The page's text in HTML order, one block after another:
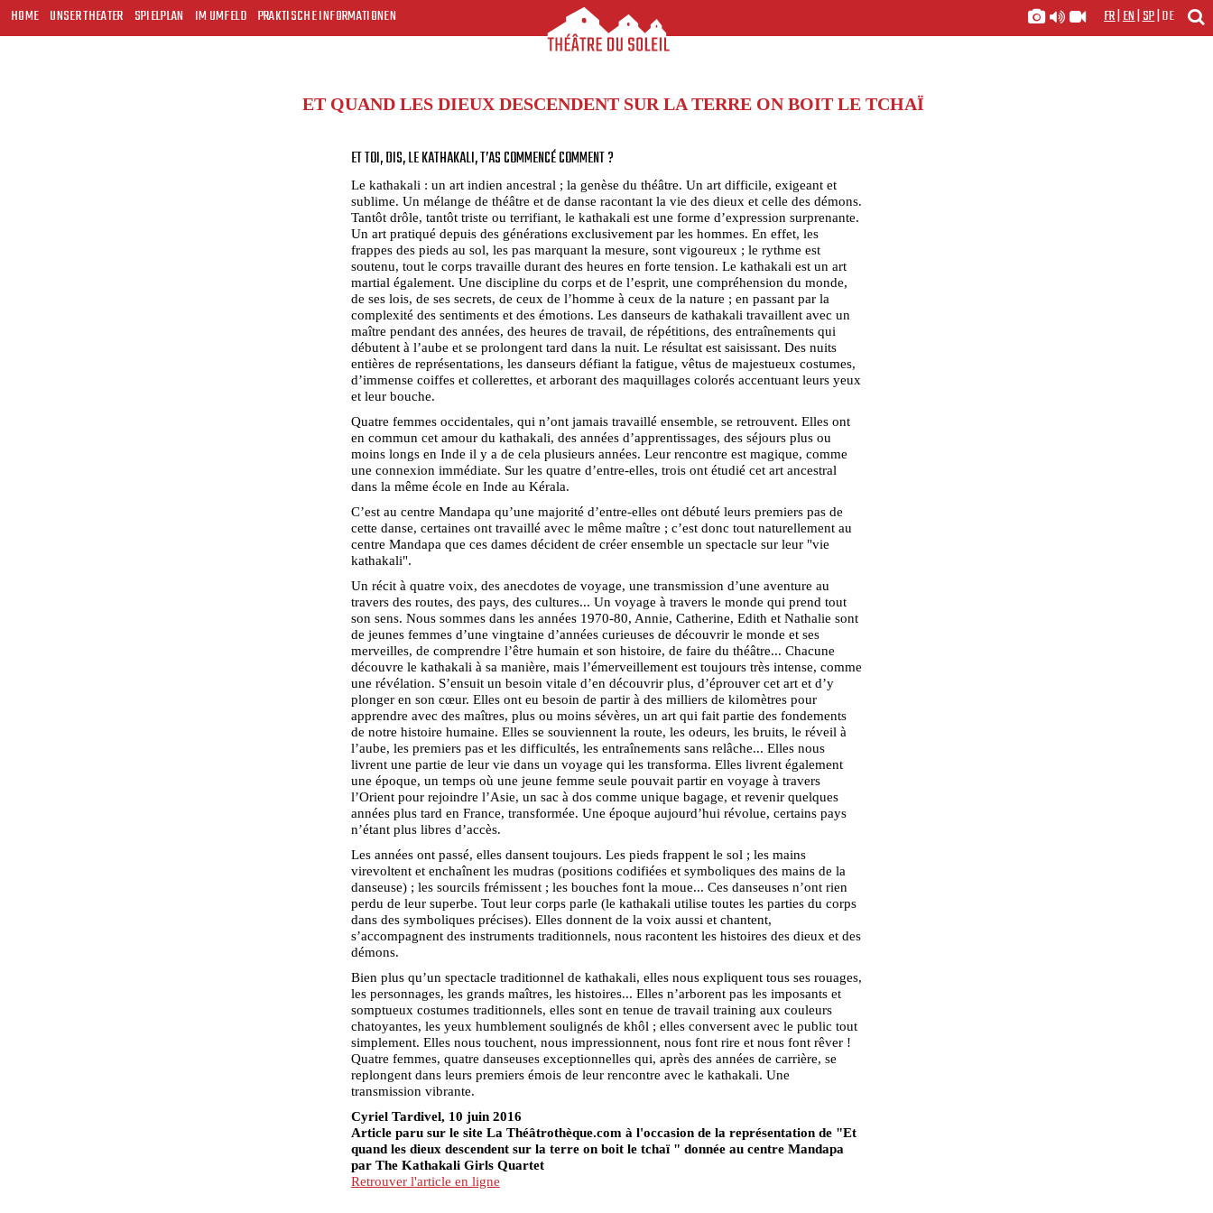
HOME UNSER THEATER SPIELPLAN IM UMFELD PRAKTISCHE INFORMATIONEN FR|EN|SP|DE
ET QUAND LES DIEUX DESCENDENT SUR LA TERRE ON BOIT LE TCHAÏ
ET TOI, DIS, LE KATHAKALI, T’AS COMMENCÉ COMMENT ?
Le kathakali : un art indien ancestral ; la genèse du théâtre. Un art difficile, exigeant et
sublime. Un mélange de théâtre et de danse racontant la vie des dieux et celle des démons.
Tantôt drôle, tantôt triste ou terrifiant, le kathakali est une forme d’expression surprenante.
Un art pratiqué depuis des générations exclusivement par les hommes. En effet, les
frappes des pieds au sol, les pas marquant la mesure, sont vigoureux ; le rythme est
soutenu, tout le corps travaille durant des heures en forte tension. Le kathakali est un art
martial également. Une discipline du corps et de l’esprit, une compréhension du monde,
de ses lois, de ses secrets, de ceux de l’homme à ceux de la nature ; en passant par la
complexité des sentiments et des émotions. Les danseurs de kathakali travaillent avec un
maître pendant des années, des heures de travail, de répétitions, des entraînements qui
débutent à l’aube et se prolongent tard dans la nuit. Le résultat est saisissant. Des nuits
entières de représentations, les danseurs défiant la fatigue, vêtus de majestueux costumes,
d’immense coiffes et collerettes, et arborant des maquillages colorés accentuant leurs yeux
et leur bouche.
Quatre femmes occidentales, qui n’ont jamais travaillé ensemble, se retrouvent. Elles ont
en commun cet amour du kathakali, des années d’apprentissages, des séjours plus ou
moins longs en Inde il y a de cela plusieurs années. Leur rencontre est magique, comme
une connexion immédiate. Sur les quatre d’entre-elles, trois ont étudié cet art ancestral
dans la même école en Inde au Kérala.
C’est au centre Mandapa qu’une majorité d’entre-elles ont débuté leurs premiers pas de
cette danse, certaines ont travaillé avec le même maître ; c’est donc tout naturellement au
centre Mandapa que ces dames décident de créer ensemble un spectacle sur leur "vie
kathakali".
Un récit à quatre voix, des anecdotes de voyage, une transmission d’une aventure au
travers des routes, des pays, des cultures... Un voyage à travers le monde qui prend tout
son sens. Nous sommes dans les années 1970-80, Annie, Catherine, Edith et Nathalie sont
de jeunes femmes d’une vingtaine d’années curieuses de découvrir le monde et ses
merveilles, de comprendre l’être humain et son histoire, de faire du théâtre... Chacune
découvre le kathakali à sa manière, mais l’émerveillement est toujours très intense, comme
une révélation. S’ensuit un besoin vitale d’en découvrir plus, d’éprouver cet art et d’y
plonger en son cœur. Elles ont eu besoin de partir à des milliers de kilomètres pour
apprendre avec des maîtres, plus ou moins sévères, un art qui fait partie des fondements
de notre histoire humaine. Elles se souviennent la route, les odeurs, les bruits, le réveil à
l’aube, les premiers pas et les difficultés, les entraînements sans relâche... Elles nous
livrent une partie de leur vie dans un voyage qui les transforma. Elles livrent également
une époque, un temps où une jeune femme seule pouvait partir en voyage à travers
l’Orient pour rejoindre l’Asie, un sac à dos comme unique bagage, et revenir quelques
années plus tard en France, transformée. Une époque aujourd’hui révolue, certains pays
n’étant plus libres d’accès.
Les années ont passé, elles dansent toujours. Les pieds frappent le sol ; les mains
virevoltent et enchaînent les mudras (positions codifiées et symboliques des mains de la
danseuse) ; les sourcils frémissent ; les bouches font la moue... Ces danseuses n’ont rien
perdu de leur superbe. Tout leur corps parle (le kathakali utilise toutes les parties du corps
dans des symboliques précises). Elles donnent de la voix aussi et chantent,
s’accompagnent des instruments traditionnels, nous racontent les histoires des dieux et des
démons.
Bien plus qu’un spectacle traditionnel de kathakali, elles nous expliquent tous ses rouages,
les personnages, les grands maîtres, les histoires... Elles n’arborent pas les imposants et
somptueux costumes traditionnels, elles sont en tenue de travail training aux couleurs
chatoyantes, les yeux humblement soulignés de khôl ; elles conversent avec le public tout
simplement. Elles nous touchent, nous impressionnent, nous font rire et nous font rêver !
Quatre femmes, quatre danseuses exceptionnelles qui, après des années de carrière, se
replongent dans leurs premiers émois de leur rencontre avec le kathakali. Une
transmission vibrante.
Cyriel Tardivel, 10 juin 2016
Article paru sur le site La Théâtrothèque.com à l'occasion de la représentation de "Et
quand les dieux descendent sur la terre on boit le tchaï " donnée au centre Mandapa
par The Kathakali Girls Quartet
Retrouver l'article en ligne